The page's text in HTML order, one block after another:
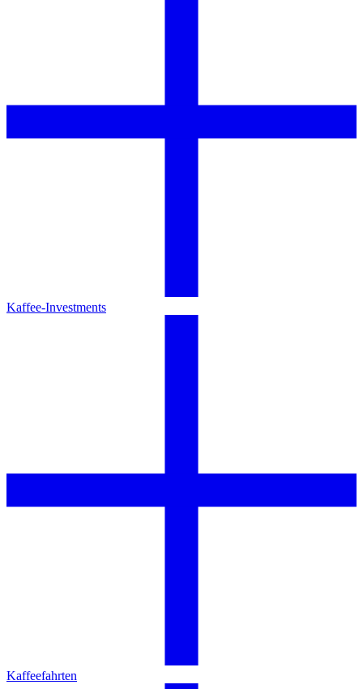
Kaffee-Investments
Kaffeefahrten